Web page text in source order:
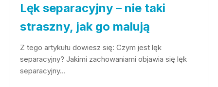
Lęk separacyjny – nie taki
straszny, jak go malują
Z tego artykułu dowiesz się: Czym jest lęk
separacyjny? Jakimi zachowaniami objawia się lęk
separacyjny…